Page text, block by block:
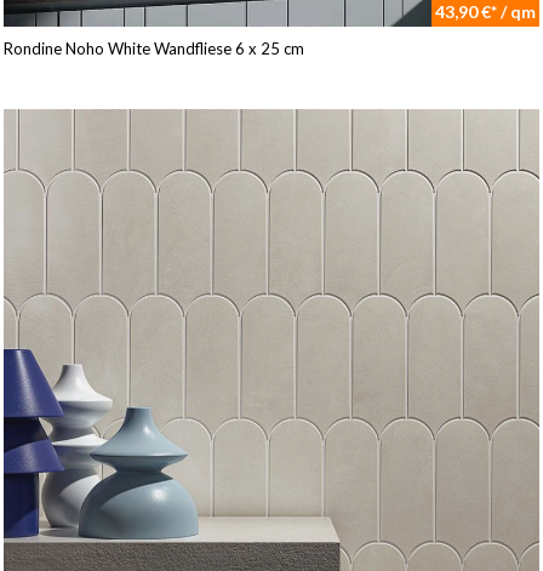
43,90 €* / qm
Rondine Noho White Wandfliese 6 x 25 cm